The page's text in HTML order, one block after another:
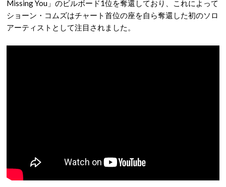
Missing You」のビルボード1位を奪還しており、これによって
ショーン・コムズはチャート首位の座を自ら奪還した初のソロ
アーティストとして注目されました。